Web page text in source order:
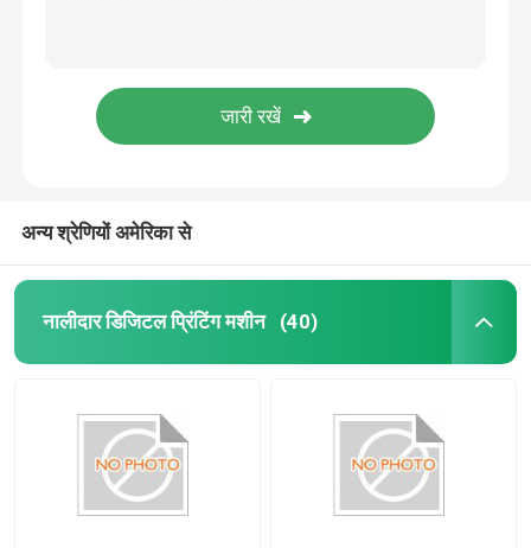
अन्य श्रेणियों अमेरिका से
नालीदार डिजिटल प्रिंटिंग मशीन (40)